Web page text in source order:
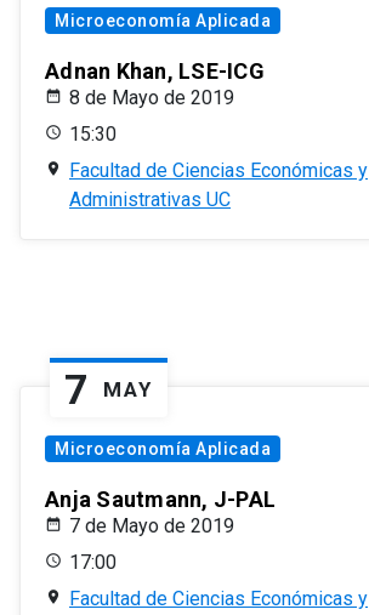
Microeconomía Aplicada
Adnan Khan, LSE-ICG
8 de Mayo de 2019
15:30
Facultad de Ciencias Económicas y
Administrativas UC
7 MAY
Microeconomía Aplicada
Anja Sautmann, J-PAL
7 de Mayo de 2019
17:00
Facultad de Ciencias Económicas y